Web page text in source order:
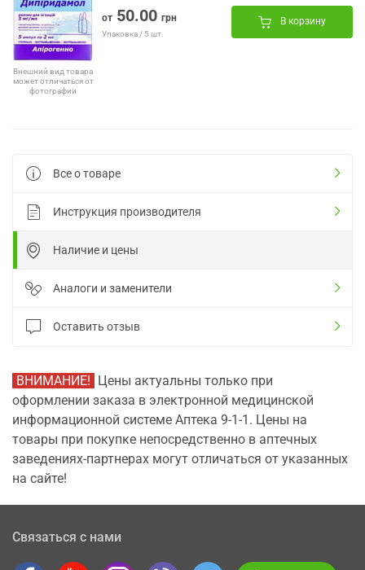
Внешний вид товара
может отличаться от
фотографии
от 50.00 грн
Упаковка / 5 шт.
В корзину
Все о товаре
Инструкция производителя
Наличие и цены
Аналоги и заменители
Оставить отзыв
ВНИМАНИЕ! Цены актуальны только при
оформлении заказа в электронной медицинской
информационной системе Аптека 9-1-1. Цены на
товары при покупке непосредственно в аптечных
заведениях-партнерах могут отличаться от указанных
на сайте!
Связаться с нами